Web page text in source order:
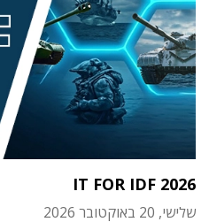
IT FOR IDF 2026
שלישי, 20 באוקטובר 2026